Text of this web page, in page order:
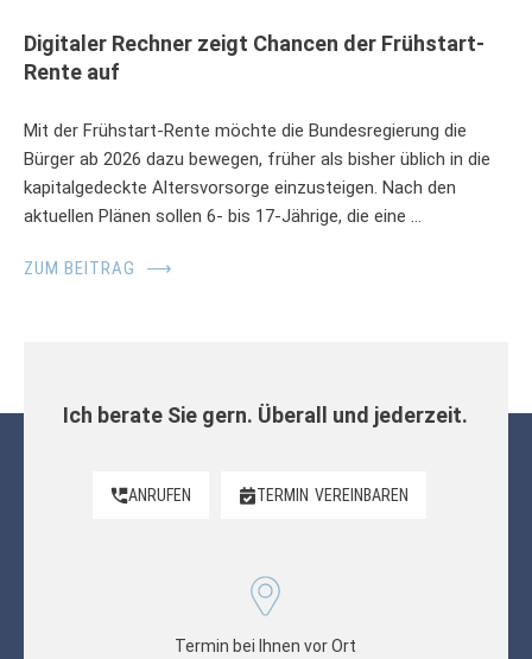
Digitaler Rechner zeigt Chancen der Frühstart-
Rente auf
Mit der Frühstart-Rente möchte die Bundesregierung die
Bürger ab 2026 dazu bewegen, früher als bisher üblich in die
kapitalgedeckte Altersvorsorge einzusteigen. Nach den
aktuellen Plänen sollen 6- bis 17-Jährige, die eine …
ZUM BEITRAG ⟶
Ich berate Sie gern. Überall und jederzeit.
ANRUFEN TERMIN VEREINBAREN
Termin bei Ihnen vor Ort